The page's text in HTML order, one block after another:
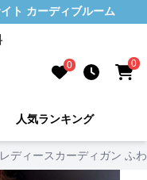
ト カーディブルーム
0 0
人気ランキング
レディースカーディガン ふ